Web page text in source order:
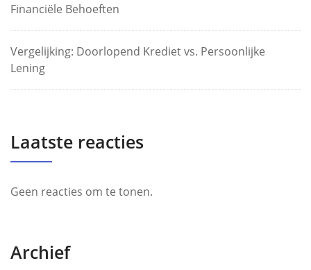
Financiële Behoeften
Vergelijking: Doorlopend Krediet vs. Persoonlijke
Lening
Laatste reacties
Geen reacties om te tonen.
Archief